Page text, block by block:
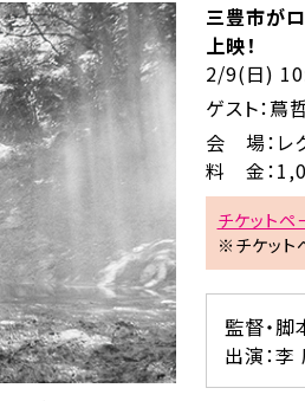
三豊市が
上映！
2/9(日)
ゲスト：
会 場：レ
料 金：
チケットペ
※チケット
監督・脚
出演：李